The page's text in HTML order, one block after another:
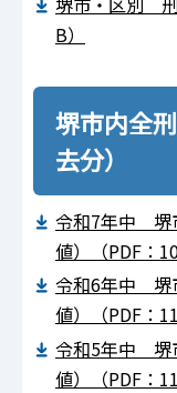
B）
堺市内全
去分）
令和7年中 堺
値）（PDF：
令和6年中 堺
値）（PDF：
令和5年中 堺
値）（PDF：